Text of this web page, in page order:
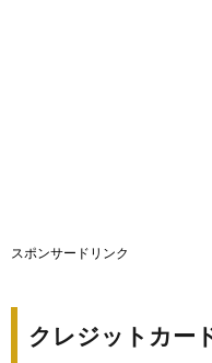
スポンサードリンク
クレジットカー